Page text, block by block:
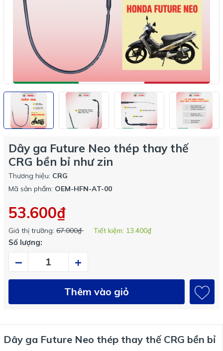
Dây ga Future Neo thép thay thế
CRG bền bỉ như zin
Thương hiệu: CRG
Mã sản phẩm: OEM-HFN-AT-00
53.600₫
Giá thị trường: 67.000₫ Tiết kiệm: 13.400₫
Số lượng:
– +
Thêm vào giỏ
Dây ga Future Neo thép thay thế CRG bền bỉ